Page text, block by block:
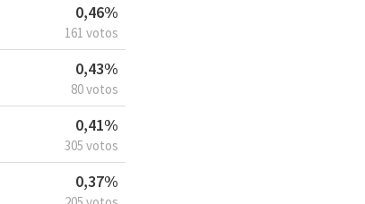
0,46%
161 votos
0,43%
80 votos
0,41%
305 votos
0,37%